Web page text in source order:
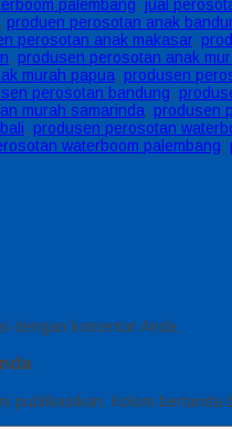
palembang, jual
, produen perosotan anak
perosotan anak makasar,
, produsen perosotan anak
murah papua, produsen
perosotan bandung,
murah samarinda, produsen
, produsen perosotan
waterboom palembang,
dengan komentar Anda.
publikasikan. Kolom bertanda